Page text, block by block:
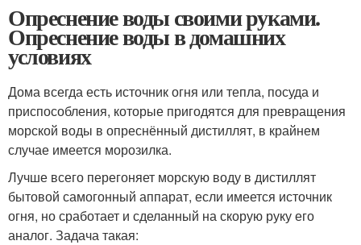
Опреснение воды своими руками.
Опреснение воды в домашних
условиях
Дома всегда есть источник огня или тепла, посуда и
приспособления, которые пригодятся для превращения
морской воды в опреснённый дистиллят, в крайнем
случае имеется морозилка.
Лучше всего перегоняет морскую воду в дистиллят
бытовой самогонный аппарат, если имеется источник
огня, но сработает и сделанный на скорую руку его
аналог. Задача такая: